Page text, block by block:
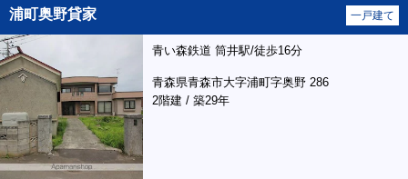
浦町奥野貸家 一戸建て
青い森鉄道 筒井駅/徒歩16分
青森県青森市大字浦町字奥野 286
2階建 / 築29年